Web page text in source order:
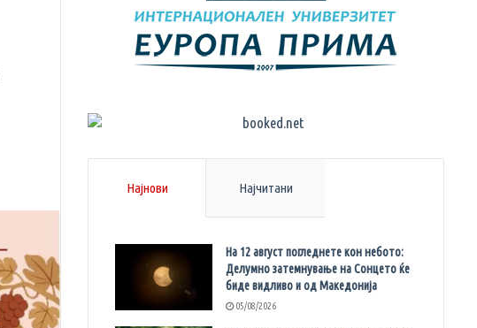
Најнови Најчитани
На 12 август погледнете кон небото:
Делумно затемнување на Сонцето ќе
биде видливо и од Македонија
05/08/2026